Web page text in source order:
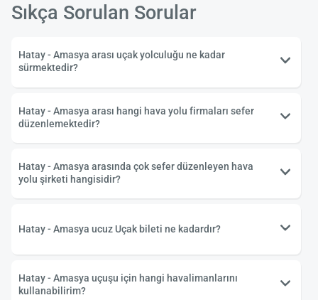
Sıkça Sorulan Sorular
Hatay - Amasya arası uçak yolculuğu ne kadar
sürmektedir?
Hatay - Amasya arası hangi hava yolu firmaları sefer
düzenlemektedir?
Hatay - Amasya arasında çok sefer düzenleyen hava
yolu şirketi hangisidir?
Hatay - Amasya ucuz Uçak bileti ne kadardır?
Hatay - Amasya uçuşu için hangi havalimanlarını
kullanabilirim?